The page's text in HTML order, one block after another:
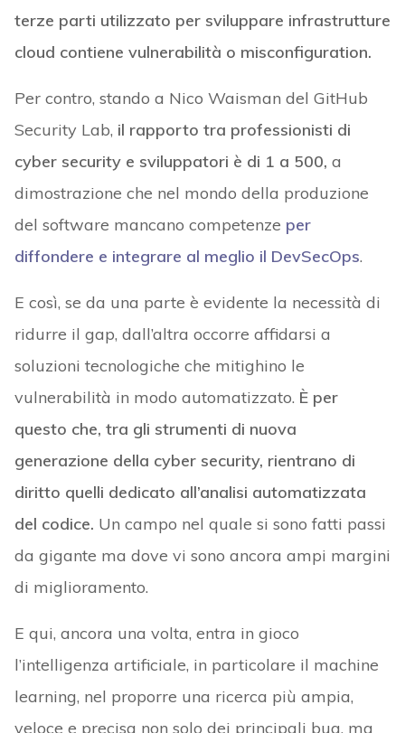
terze parti utilizzato per sviluppare infrastrutture
cloud contiene vulnerabilità o misconfiguration.
Per contro, stando a Nico Waisman del GitHub
Security Lab, il rapporto tra professionisti di
cyber security e sviluppatori è di 1 a 500, a
dimostrazione che nel mondo della produzione
del software mancano competenze per
diffondere e integrare al meglio il DevSecOps.
E così, se da una parte è evidente la necessità di
ridurre il gap, dall’altra occorre affidarsi a
soluzioni tecnologiche che mitighino le
vulnerabilità in modo automatizzato. È per
questo che, tra gli strumenti di nuova
generazione della cyber security, rientrano di
diritto quelli dedicato all’analisi automatizzata
del codice. Un campo nel quale si sono fatti passi
da gigante ma dove vi sono ancora ampi margini
di miglioramento.
E qui, ancora una volta, entra in gioco
l’intelligenza artificiale, in particolare il machine
learning, nel proporre una ricerca più ampia,
veloce e precisa non solo dei principali bug, ma